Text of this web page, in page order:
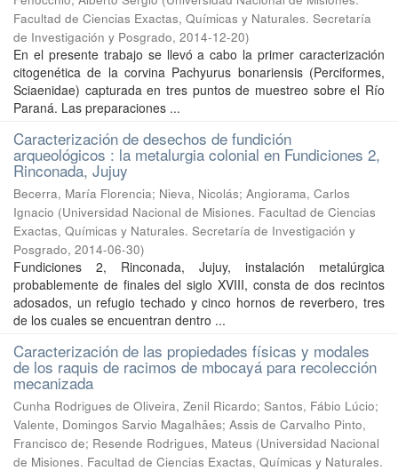
Facultad de Ciencias Exactas, Químicas y Naturales. Secretaría
de Investigación y Posgrado, 2014-12-20)
En el presente trabajo se llevó a cabo la primer caracterización
citogenética de la corvina Pachyurus bonariensis (Perciformes,
Sciaenidae) capturada en tres puntos de muestreo sobre el Río
Paraná. Las preparaciones ...
Caracterización de desechos de fundición
arqueológicos : la metalurgia colonial en Fundiciones 2,
Rinconada, Jujuy
Becerra, María Florencia; Nieva, Nicolás; Angiorama, Carlos
Ignacio (Universidad Nacional de Misiones. Facultad de Ciencias
Exactas, Químicas y Naturales. Secretaría de Investigación y
Posgrado, 2014-06-30)
Fundiciones 2, Rinconada, Jujuy, instalación metalúrgica
probablemente de finales del siglo XVIII, consta de dos recintos
adosados, un refugio techado y cinco hornos de reverbero, tres
de los cuales se encuentran dentro ...
Caracterización de las propiedades físicas y modales
de los raquis de racimos de mbocayá para recolección
mecanizada
Cunha Rodrigues de Oliveira, Zenil Ricardo; Santos, Fábio Lúcio;
Valente, Domingos Sarvio Magalhães; Assis de Carvalho Pinto,
Francisco de; Resende Rodrigues, Mateus (Universidad Nacional
de Misiones. Facultad de Ciencias Exactas, Químicas y Naturales.